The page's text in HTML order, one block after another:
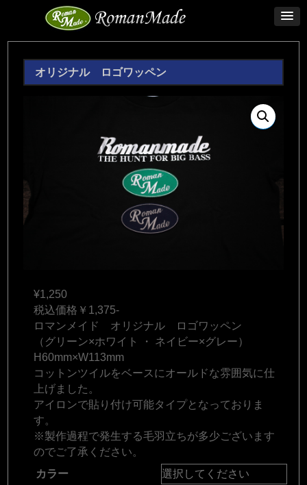
オリジナル ロゴワッペン
¥1,250
税込価格￥1,375-
ロマンメイド オリジナル ロゴワッペン
（グリーン×ホワイト ・ ネイビー×グレー）
H60mm×W113mm
コットンツイルをベースにオールドな雰囲気に仕
上げました。
アイロンで貼り付け可能タイプとなっておりま
す。
※製作過程で発生する毛羽立ちが多少ございます
のでご了承ください。
カラー